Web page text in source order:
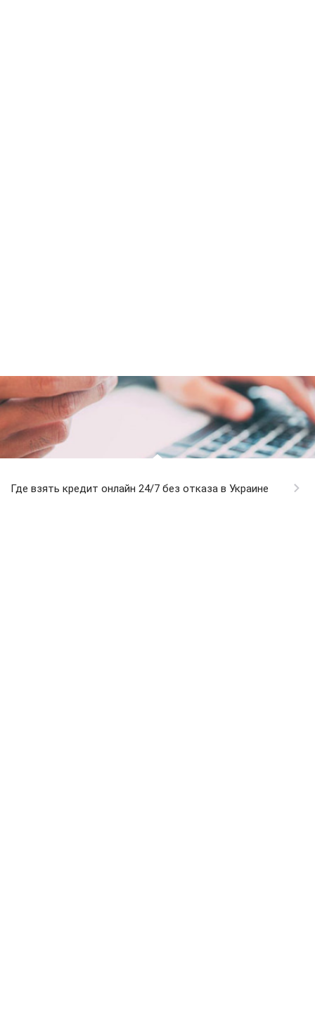
Где взять кредит онлайн 24/7 без отказа в Украине